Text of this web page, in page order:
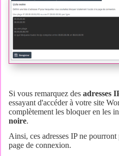
Si vous remarquez des adresses
essayant d'accéder à votre site
complètement les bloquer en les
noire.
Ainsi, ces adresses IP ne
page de connexion.